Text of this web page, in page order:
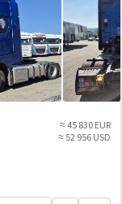
≈ 45 830 EUR
≈ 52 956 USD